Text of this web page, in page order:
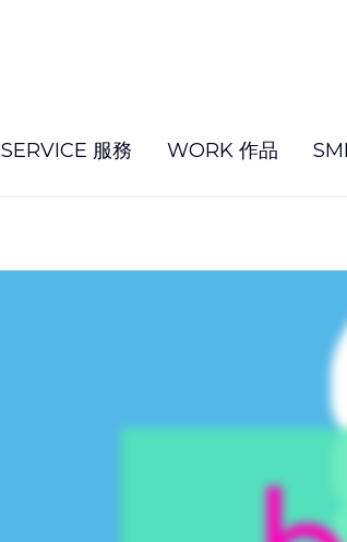
SERVICE 服務 WORK 作品